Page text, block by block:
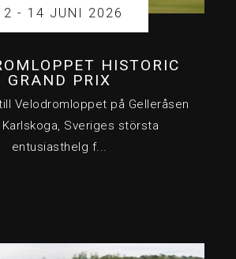
- 14 JUNI 2026
HISTORIC
GRAND PRIX
Velodromloppet på Gelleråsen
Karlskoga, Sveriges största
entusiasthelg f...